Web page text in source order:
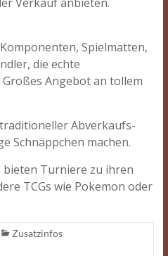
Spielmatten,
die echte
Angebot an tollem
Abverkaufs-
Schnäppchen machen.
Turniere zu ihren
TCGs wie Pokemon oder
Zusatzinfos